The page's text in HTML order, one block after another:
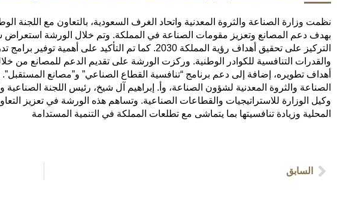
نظمت وزارة الصناعة والثروة المعدنية واتحاد الغرف السعودية، بالتعاون مع اللجنة
بهدف دعم المصانع وتعزيز مقومات الصناعة في المملكة. وتم خلال الورشة استعراض
التركيز على تحقيق أهداف رؤية المملكة 2030. كما تم
والقدرات التنافسية للكوادر الوطنية. وركزت الورشة على تقديم الدعم للمصانع من
أهداف تطويره، إضافة إلى دعم برنامج “تنافسية القطاع الصناعي” و”مصانع
الصناعة والثروة المعدنية لشؤون الصناعة، وأ. إبراهيم آل شيخ، رئيس اللجنة
وكيل الوزارة للاستراتيجيات والقطاعات الصناعية. وتساهم هذه الورشة في تعزيز
المحلية وزيادة تنافسيتها بما يتماشى مع تطلعات المملكة في التنمية المستدامة
السابق